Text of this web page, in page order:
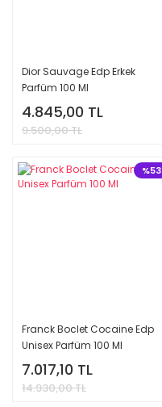
Dior Sauvage Edp Erkek
Parfüm 100 Ml
4.845,00 TL
9.500,00 TL
%53
Franck Boclet Cocaine Edp
Unisex Parfüm 100 Ml
7.017,10 TL
14.930,00 TL